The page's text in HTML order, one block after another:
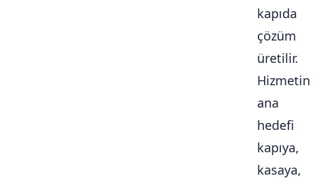
kapıda
çözüm
üretilir.
Hizmetin
ana
hedefi
kapıya,
kasaya,